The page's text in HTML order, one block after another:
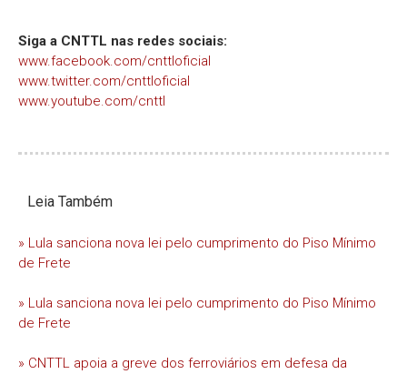
Siga a CNTTL nas redes sociais:
www.facebook.com/cnttloficial
www.twitter.com/cnttloficial
www.youtube.com/cnttl
Leia Também
» Lula sanciona nova lei pelo cumprimento do Piso Mínimo
de Frete
» Lula sanciona nova lei pelo cumprimento do Piso Mínimo
de Frete
» CNTTL apoia a greve dos ferroviários em defesa da